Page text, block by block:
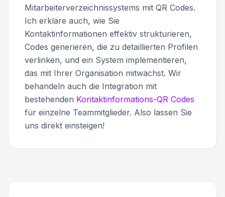
Mitarbeiterverzeichnissystems mit QR Codes.
Ich erkläre auch, wie Sie
Kontaktinformationen effektiv strukturieren,
Codes generieren, die zu detaillierten Profilen
verlinken, und ein System implementieren,
das mit Ihrer Organisation mitwächst. Wir
behandeln auch die Integration mit
bestehenden Kontaktinformations-QR Codes
für einzelne Teammitglieder. Also lassen Sie
uns direkt einsteigen!